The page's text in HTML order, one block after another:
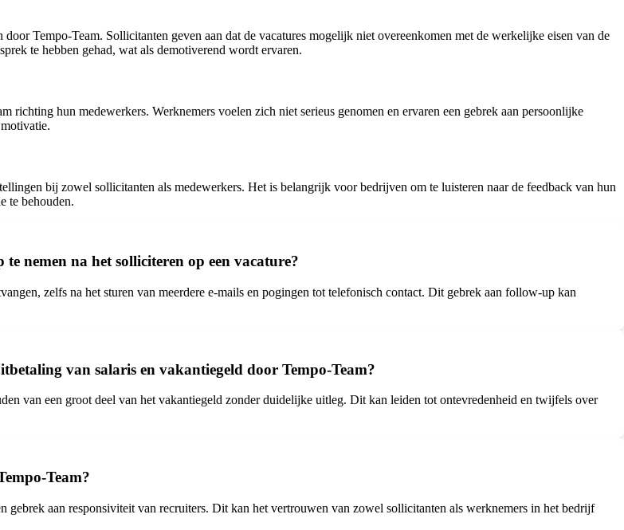
Tempo-Team. Sollicitanten geven aan dat de vacatures mogelijk niet overeenkomen met de werkelijke eisen van de
te hebben gehad, wat als demotiverend wordt ervaren.
richting hun medewerkers. Werknemers voelen zich niet serieus genomen en ervaren een gebrek aan persoonlijke
bij zowel sollicitanten als medewerkers. Het is belangrijk voor bedrijven om te luisteren naar de feedback van hun
te behouden.
nemen na het solliciteren op een vacature?
zelfs na het sturen van meerdere e-mails en pogingen tot telefonisch contact. Dit gebrek aan follow-up kan
van salaris en vakantiegeld door Tempo-Team?
van een groot deel van het vakantiegeld zonder duidelijke uitleg. Dit kan leiden tot ontevredenheid en twijfels over
Team?
aan responsiviteit van recruiters. Dit kan het vertrouwen van zowel sollicitanten als werknemers in het bedrijf